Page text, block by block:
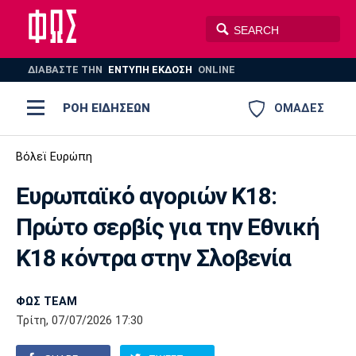
ΔΙΑΒΑΣΤΕ THN ΕΝΤΥΠΗ ΕΚΔΟΣΗ ONLINE
ΟΜΑΔΕΣ
ΡΟΗ ΕΙΔΗΣΕΩΝ
ΠΟΔΟΣΦΑΙΡΟ
ΣΠΟΡ
AUTO-MOTO PLUS
Ποδόσφαιρο
Super League 1
Super League 2
Ελλάδα
Μπάσκετ
Ελλάδα
EuroLeague
Ολυμπιακοί Αγώνες
Πόλο
Ολυμπιακός ΑΕΚ ΠΑΟΚ
Παναθηναϊκός
Βόλεϊ Ευρώπη
Ευρωπαϊκό αγοριών Κ18:
Πρώτο σερβίς για την Εθνική
Κ18 κόντρα στην Σλοβενία
ΦΩΣ TEAM
Τρίτη, 07/07/2026 17:30